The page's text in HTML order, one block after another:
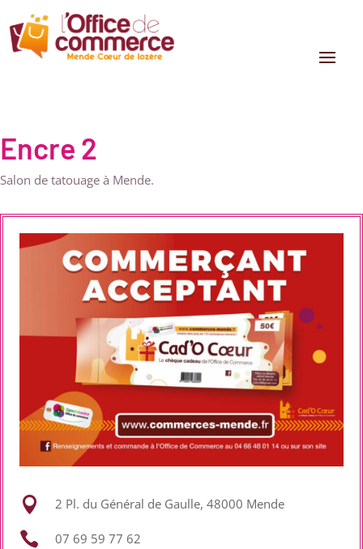
Encre 2
Salon de tatouage à Mende.
 2 Pl. du Général de Gaulle, 48000 Mende
 07 69 59 77 62